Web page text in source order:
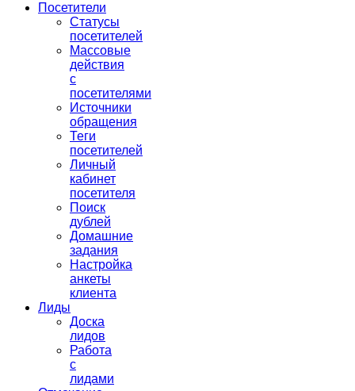
Посетители
Статусы
посетителей
Массовые
действия
с
посетителями
Источники
обращения
Теги
посетителей
Личный
кабинет
посетителя
Поиск
дублей
Домашние
задания
Настройка
анкеты
клиента
Лиды
Доска
лидов
Работа
с
лидами